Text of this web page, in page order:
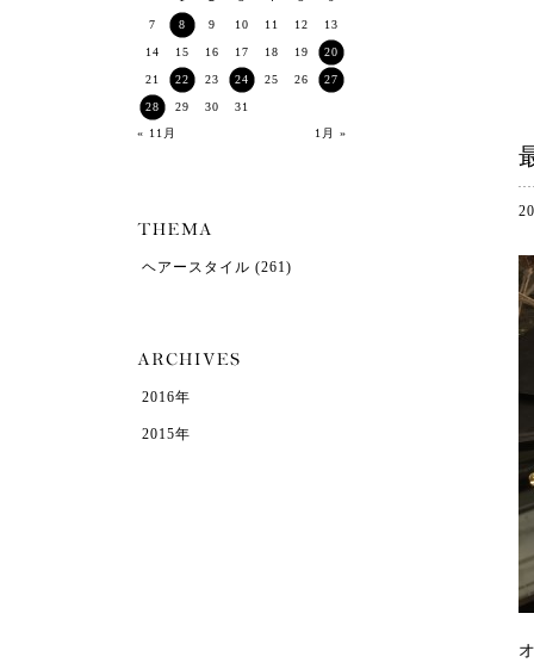
« 11月 1月 »
7 8 9 10 11 12 13
14 15 16 17 18 19 20
21 22 23 24 25 26 27
28 29 30 31
ヘアースタイル (261)
2016年
2015年